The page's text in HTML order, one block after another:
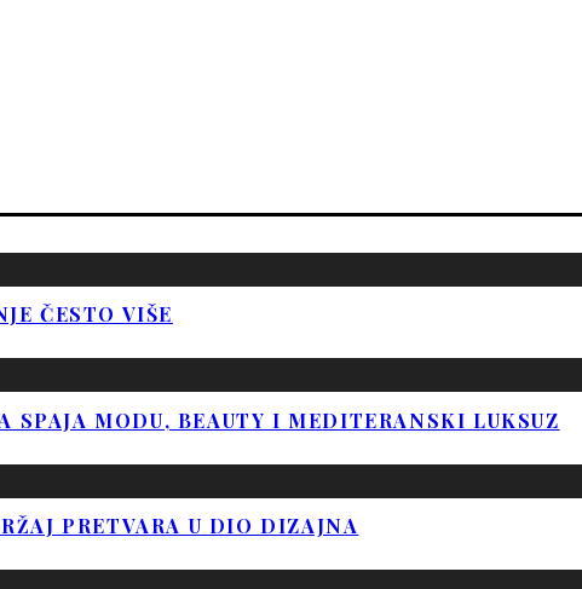
ČESTO VIŠE
SPAJA MODU, BEAUTY I MEDITERANSKI LUKSUZ
PRETVARA U DIO DIZAJNA